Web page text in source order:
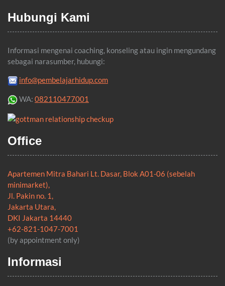
Hubungi Kami
Informasi mengenai coaching, konseling atau ingin mengundang
sebagai narasumber, hubungi:
info@pembelajarhidup.com
WA: 082110477001
Office
Apartemen Mitra Bahari Lt. Dasar, Blok A01-06 (sebelah
minimarket),
Jl. Pakin no. 1,
Jakarta Utara,
DKI Jakarta 14440
+62-821-1047-7001
(by appointment only)
Informasi